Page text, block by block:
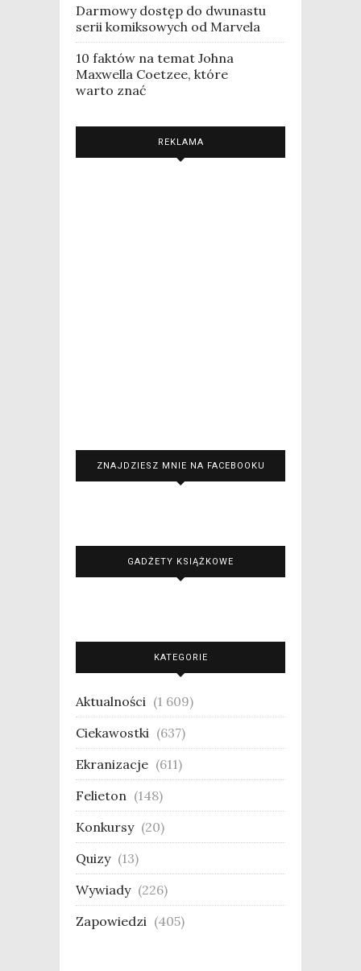
Darmowy dostęp do dwunastu
serii komiksowych od Marvela
10 faktów na temat Johna
Maxwella Coetzee, które
warto znać
REKLAMA
ZNAJDZIESZ MNIE NA FACEBOOKU
GADŻETY KSIĄŻKOWE
KATEGORIE
Aktualności (1 609)
Ciekawostki (637)
Ekranizacje (611)
Felieton (148)
Konkursy (20)
Quizy (13)
Wywiady (226)
Zapowiedzi (405)